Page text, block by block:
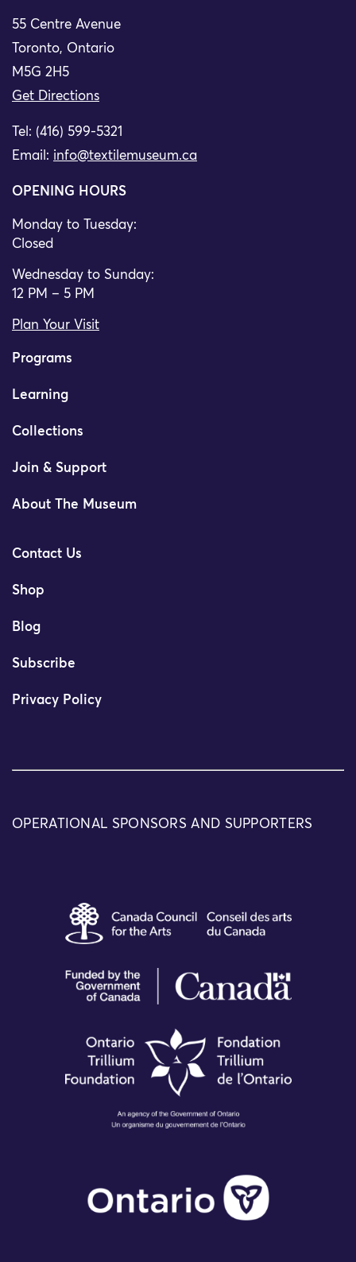
55 Centre Avenue
Toronto, Ontario
M5G 2H5
Get Directions
Tel: (416) 599-5321
Email: info@textilemuseum.ca
OPENING HOURS
Monday to Tuesday:
Closed
Wednesday to Sunday:
12 PM – 5 PM
Plan Your Visit
Programs
Learning
Collections
Join & Support
About The Museum
Contact Us
Shop
Blog
Subscribe
Privacy Policy
OPERATIONAL SPONSORS AND SUPPORTERS